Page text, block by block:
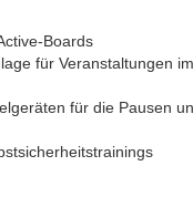
Boards
für Veranstaltungen
für die Pausen